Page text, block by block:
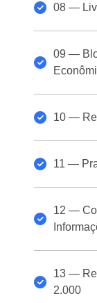
08 —
09 —
10 —
11 —
12 —
13 —
2.000